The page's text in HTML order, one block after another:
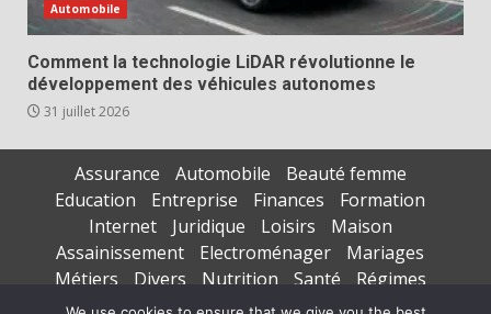
Automobile
Comment la technologie LiDAR révolutionne le
développement des véhicules autonomes
31 juillet 2026
Assurance Automobile
Beauté femme
Education
Entreprise Finances
Formation
Internet
Juridique Loisirs
Maison
Assainissement
Electroménager
Mariages
Métiers
Divers Nutrition Santé
Régimes
Seniors
Sports Vacances